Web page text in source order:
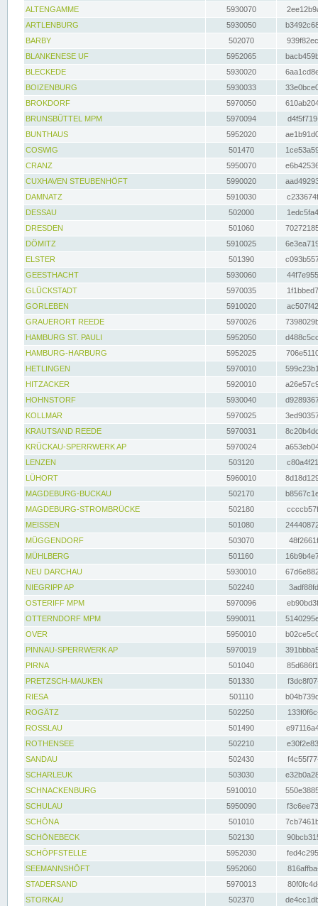
ALTENGAMME
5930070
ARTLENBURG
5930050
BARBY
502070
BLANKENESE UF
5952065
BLECKEDE
5930020
BOIZENBURG
5930033
BROKDORF
5970050
BRUNSBÜTTEL MPM
5970094
BUNTHAUS
5952020
COSWIG
501470
CRANZ
5950070
CUXHAVEN STEUBENHÖFT
5990020
DAMNATZ
5910030
DESSAU
502000
DRESDEN
501060
DÖMITZ
5910025
ELSTER
501390
GEESTHACHT
5930060
GLÜCKSTADT
5970035
GORLEBEN
5910020
GRAUERORT REEDE
5970026
HAMBURG ST. PAULI
5952050
HAMBURG-HARBURG
5952025
HETLINGEN
5970010
HITZACKER
5920010
HOHNSTORF
5930040
KOLLMAR
5970025
KRAUTSAND REEDE
5970031
KRÜCKAU-SPERRWERK AP
5970024
LENZEN
503120
LÜHORT
5960010
MAGDEBURG-BUCKAU
502170
MAGDEBURG-STROMBRÜCKE
502180
MEISSEN
501080
MÜGGENDORF
503070
MÜHLBERG
501160
NEU DARCHAU
5930010
NIEGRIPP AP
502240
OSTERIFF MPM
5970096
OTTERNDORF MPM
5990011
OVER
5950010
PINNAU-SPERRWERK AP
5970019
PIRNA
501040
PRETZSCH-MAUKEN
501330
RIESA
501110
ROGÄTZ
502250
ROSSLAU
501490
ROTHENSEE
502210
SANDAU
502430
SCHARLEUK
503030
SCHNACKENBURG
5910010
SCHULAU
5950090
SCHÖNA
501010
SCHÖNEBECK
502130
SCHÖPFSTELLE
5952030
SEEMANNSHÖFT
5952060
STADERSAND
5970013
STORKAU
502370